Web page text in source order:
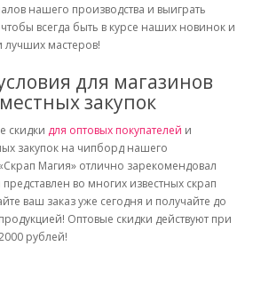
нашего производства и выиграть
всегда быть в курсе наших новинок и
лучших мастеров!
для магазинов
закупок
скидки для оптовых покупателей и
закупок на чипборд нашего
Магия» отлично зарекомендовал
во многих известных скрап
ваш заказ уже сегодня и получайте до
Оптовые скидки действуют при
рублей!